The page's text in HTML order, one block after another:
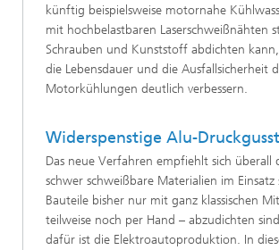
künftig beispielsweise motornahe
mit hochbelastbaren Laserschweißnähten
Schrauben und Kunststoff abdichten
die Lebensdauer und die Ausfallsicherheit
Motorkühlungen deutlich verbessern.
Widerspenstige Alu-
Das neue Verfahren empfiehlt sich überall
schwer schweißbare Materialien im
Bauteile bisher nur mit ganz klassischen
teilweise noch per Hand – abzudichten
dafür ist die Elektroautoproduktion. In